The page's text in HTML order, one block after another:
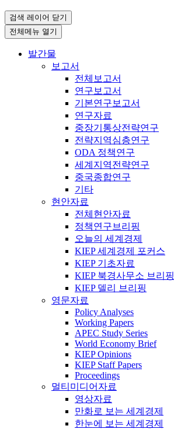
검색 레이어 닫기
전체메뉴 열기
발간물
보고서
전체보고서
연구보고서
기본연구보고서
연구자료
중장기통상전략연구
전략지역심층연구
ODA 정책연구
세계지역전략연구
중국종합연구
기타
현안자료
전체현안자료
정책연구브리핑
오늘의 세계경제
KIEP 세계경제 포커스
KIEP 기초자료
KIEP 북경사무소 브리핑
KIEP 델리 브리핑
영문자료
Policy Analyses
Working Papers
APEC Study Series
World Economy Brief
KIEP Opinions
KIEP Staff Papers
Proceedings
멀티미디어자료
영상자료
만화로 보는 세계경제
한눈에 보는 세계경제